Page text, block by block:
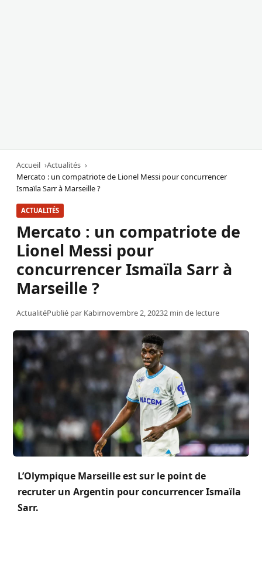
Accueil
Actualités
Mercato : un compatriote de Lionel Messi pour concurrencer
Ismaïla Sarr à Marseille ?
ACTUALITÉS
Mercato : un compatriote de
Lionel Messi pour
concurrencer Ismaïla Sarr à
Marseille ?
ActualitéPublié par Kabirnovembre 2, 20232 min de lecture
L’Olympique Marseille est sur le point de
recruter un Argentin pour concurrencer Ismaïla
Sarr.